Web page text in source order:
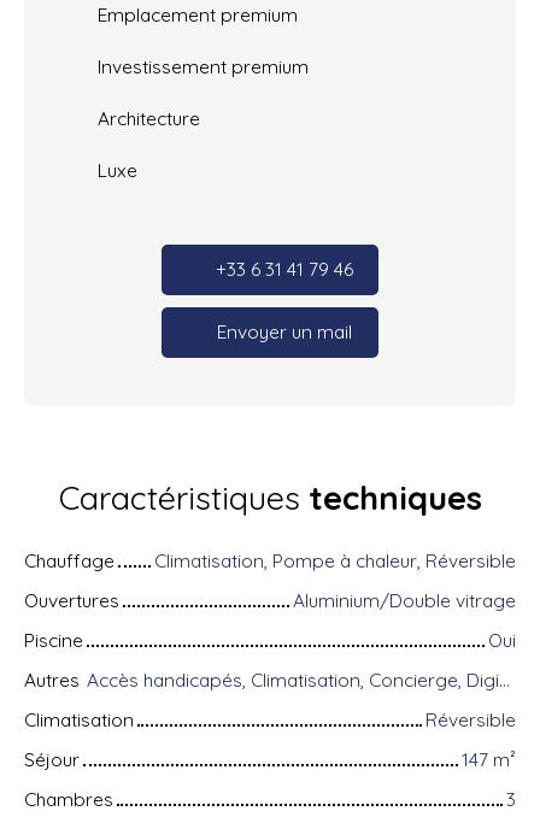
Emplacement premium
Investissement premium
Architecture
Luxe
+33 6 31 41 79 46
Envoyer un mail
Caractéristiques techniques
Chauffage
Climatisation, Pompe à chaleur, Réversible
Ouvertures
Aluminium/Double vitrage
Piscine
Oui
Autres
Accès handicapés, Climatisation, Concierge, Digicode, Équipements domotiques, Fibre optique, Gardien, Local à vélo, Portail motorisé, Porte blindée, Système d'alarme, Visiophone
Climatisation
Réversible
Séjour
147 m²
Chambres
3